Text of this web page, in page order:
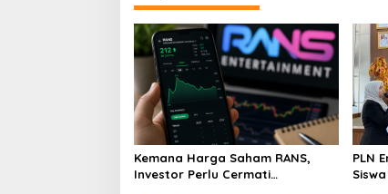
Kemana Harga Saham RANS,
Investor Perlu Cermati
PLN
Siswa SMK